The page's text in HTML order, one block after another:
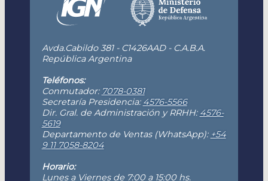
Avda.Cabildo 381 - C1426AAD - C.A.B.A.
República Argentina
Teléfonos:
Conmutador: 7078-0381
Secretaría Presidencia: 4576-5566
Dir. Gral. de Administración y RRHH: 4576-
5619
Departamento de Ventas (WhatsApp): +54
9 11 7058-8204
Horario:
Lunes a Viernes de 7:00 a 15:00 hs.